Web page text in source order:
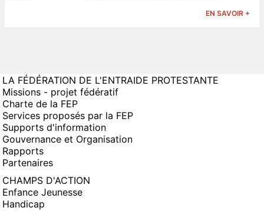
EN SAVOIR +
LA FÉDÉRATION DE L'ENTRAIDE PROTESTANTE
Missions - projet fédératif
Charte de la FEP
Services proposés par la FEP
Supports d'information
Gouvernance et Organisation
Rapports
Partenaires
CHAMPS D'ACTION
Enfance Jeunesse
Handicap